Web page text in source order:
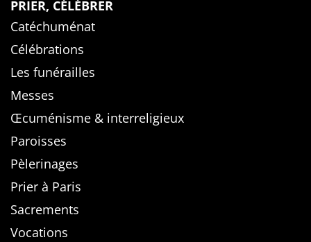
PRIER, CÉLÉBRER
Catéchuménat
Célébrations
Les funérailles
Messes
Œcuménisme & interreligieux
Paroisses
Pèlerinages
Prier à Paris
Sacrements
Vocations